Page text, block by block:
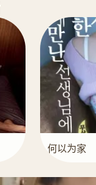
何以为家